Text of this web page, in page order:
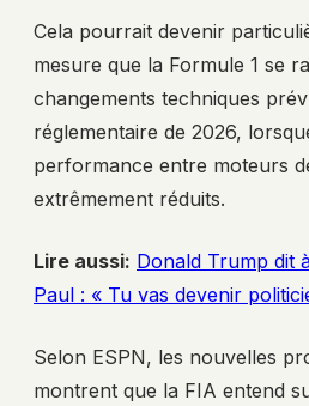
Cela pourrait devenir
mesure que la Formule 1 se
changements techniques
réglementaire de 2026,
performance entre moteurs
extrêmement réduits.
Lire aussi: Donald Trump dit
Paul : « Tu vas devenir
Selon ESPN, les nouvelles
montrent que la FIA entend